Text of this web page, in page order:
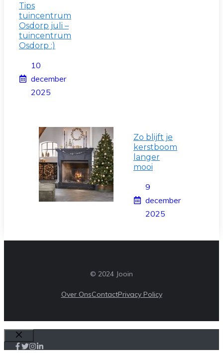
Tips
tuincentrum
Osdorp juli –
tuincentrum
Osdorp :)
10
december
2025
Zo blijft je
kerstboom
langer
mooi
9
december
2025
© 2024 Jooin
Over OnsContactPrivacy Policy
Sluiten